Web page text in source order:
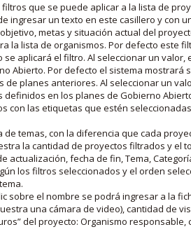
que se puede aplicar a la lista de
ingresar un texto en este casillero y
metas y situación actual del
la lista de organismos. Por defecto
se aplicará el filtro. Al seleccionar un
Abierto. Por defecto el sistema
planes anteriores. Al seleccionar un
en los planes de Gobierno
con las etiquetas que estén
temas, con la diferencia que cada
la cantidad de proyectos filtrados y
actualización, fecha de fin, Tema,
los filtros seleccionados y el orden
sobre el nombre se podrá ingresar a la
una cámara de video), cantidad de
del proyecto: Organismo